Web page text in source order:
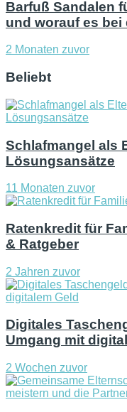
Barfuß Sandalen
und worauf es
2 Monaten zuvor
Beliebt
Schlafmangel als
Lösungsansätze
11 Monaten zuvor
Ratenkredit für
& Ratgeber
2 Jahren zuvor
Digitales
Umgang mit
2 Wochen zuvor